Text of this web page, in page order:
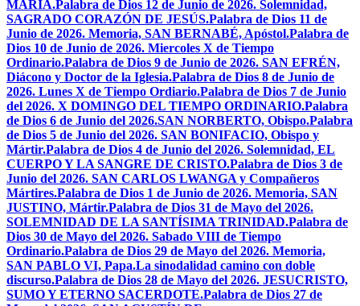
MARÍA.Palabra de Dios 12 de Junio de 2026. Solemnidad,
SAGRADO CORAZÓN DE JESÚS.Palabra de Dios 11 de
Junio de 2026. Memoria, SAN BERNABÉ, Apóstol.Palabra de
Dios 10 de Junio de 2026. Miercoles X de Tiempo
Ordinario.Palabra de Dios 9 de Junio de 2026. SAN EFRÉN,
Diácono y Doctor de la Iglesia.Palabra de Dios 8 de Junio de
2026. Lunes X de Tiempo Ordiario.Palabra de Dios 7 de Junio
del 2026. X DOMINGO DEL TIEMPO ORDINARIO.Palabra
de Dios 6 de Junio del 2026.SAN NORBERTO, Obispo.Palabra
de Dios 5 de Junio del 2026. SAN BONIFACIO, Obispo y
Mártir.Palabra de Dios 4 de Junio del 2026. Solemnidad, EL
CUERPO Y LA SANGRE DE CRISTO.Palabra de Dios 3 de
Junio del 2026. SAN CARLOS LWANGA y Compañeros
Mártires.Palabra de Dios 1 de Junio de 2026. Memoria, SAN
JUSTINO, Mártir.Palabra de Dios 31 de Mayo del 2026.
SOLEMNIDAD DE LA SANTÍSIMA TRINIDAD.Palabra de
Dios 30 de Mayo del 2026. Sabado VIII de Tiempo
Ordinario.Palabra de Dios 29 de Mayo del 2026. Memoria,
SAN PABLO VI, Papa.La sinodalidad camino con doble
discurso.Palabra de Dios 28 de Mayo del 2026. JESUCRISTO,
SUMO Y ETERNO SACERDOTE.Palabra de Dios 27 de